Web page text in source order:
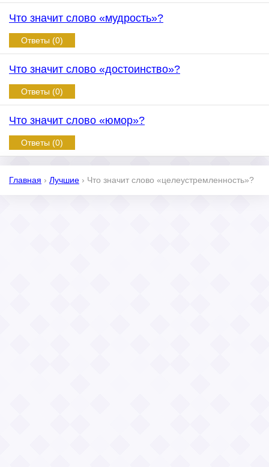
Что значит слово «мудрость»?
Ответы (0)
Что значит слово «достоинство»?
Ответы (0)
Что значит слово «юмор»?
Ответы (0)
Главная › Лучшие › Что значит слово «целеустремленность»?